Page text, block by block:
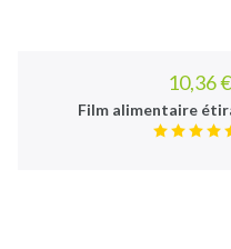
10,36
Film alimentaire